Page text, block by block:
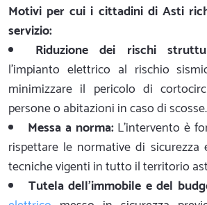
Motivi per cui i cittadini di Asti
servizio:
Riduzione dei rischi
l'impianto elettrico al rischio
minimizzare il pericolo di
persone o abitazioni in caso di scosse.
Messa a norma:L'intervento è
rispettare le normative di sicurezza
tecniche vigenti in tutto il territorio
Tutela dell'immobile e del